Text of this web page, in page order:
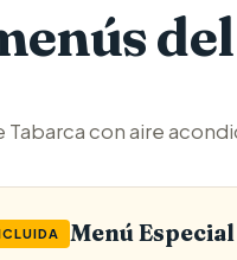
Tabarca con aire
Menú Especial